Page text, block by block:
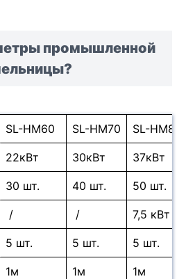
промышленной
SL-HM60 SL-HM70 SL-HM80
22кВт 30кВт 37кВт
30 шт. 40 шт. 50 шт.
/ / 7,5 кВт
5 шт. 5 шт. 5 шт.
1м 1м 1м